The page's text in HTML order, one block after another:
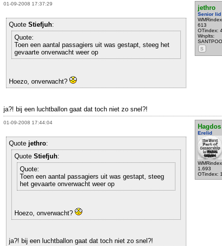
01-09-2008 17:37:29
jethro
Senior lid
613
OTindex:
Wnplts:
S
Quote Stiefjuh:
Quote:
Toen een aantal passagiers uit was gestapt, steeg het
gevaarte onverwacht weer op
Hoezo, onverwacht?
ja?! bij een luchtballon gaat dat toch niet zo snel?!
01-09-2008 17:44:04
Hagdos
Erelid
1.693
OTindex:
Quote jethro:
Quote Stiefjuh:
Quote:
Toen een aantal passagiers uit was gestapt, steeg
het gevaarte onverwacht weer op
Hoezo, onverwacht?
ja?! bij een luchtballon gaat dat toch niet zo snel?!